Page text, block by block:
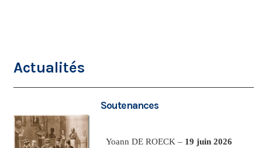
Actualités
Soutenances
Yoann DE ROECK – 19 juin 2026